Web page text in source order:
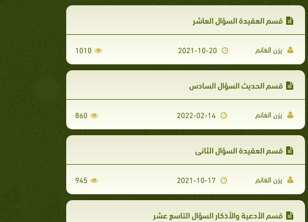
قسم العقيدة السؤال العاشر
يزن الغانم 2021-10-20
1010
قسم الحديث السؤال السادس
يزن الغانم 860
قسم العقيدة السؤال الثاني
يزن الغانم 945
قسم الأدعية والأذكار السؤال التاسع عشر